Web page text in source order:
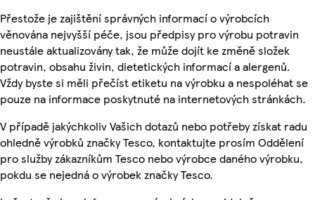
Přestože je zajištění správných informací o výrobcích
věnována nejvyšší péče, jsou předpisy pro výrobu potravin
neustále aktualizovány tak, že může dojít ke změně složek
potravin, obsahu živin, dietetických informací a alergenů.
Vždy byste si měli přečíst etiketu na výrobku a nespoléhat se
pouze na informace poskytnuté na internetových stránkách.
V případě jakýchkoliv Vašich dotazů nebo potřeby získat radu
ohledně výrobků značky Tesco, kontaktujte prosím Oddělení
pro služby zákazníkům Tesco nebo výrobce daného výrobku,
pokdu se nejedná o výrobek značky Tesco.